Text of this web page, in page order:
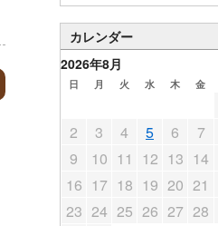
カレンダー
2026年8月
日 月 火 水 木 金
2
3 4 5 6 7
9
10 11 12 13 14
16 17 18 19 20 21
23 24 25 26 27 28